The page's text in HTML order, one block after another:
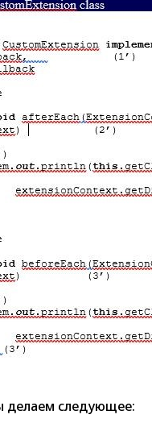
делаем следующее: